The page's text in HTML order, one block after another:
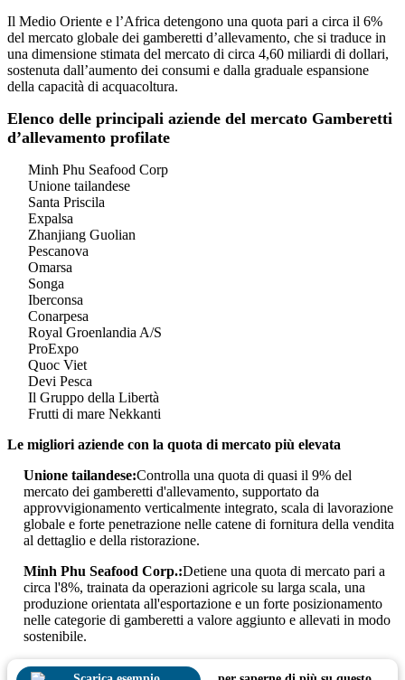
Il Medio Oriente e l’Africa detengono una quota pari a circa il 6%
del mercato globale dei gamberetti d’allevamento, che si traduce in
una dimensione stimata del mercato di circa 4,60 miliardi di dollari,
sostenuta dall’aumento dei consumi e dalla graduale espansione
della capacità di acquacoltura.
Elenco delle principali aziende del mercato Gamberetti
d’allevamento profilate
Minh Phu Seafood Corp
Unione tailandese
Santa Priscila
Expalsa
Zhanjiang Guolian
Pescanova
Omarsa
Songa
Iberconsa
Conarpesa
Royal Groenlandia A/S
ProExpo
Quoc Viet
Devi Pesca
Il Gruppo della Libertà
Frutti di mare Nekkanti
Le migliori aziende con la quota di mercato più elevata
Unione tailandese:Controlla una quota di quasi il 9% del
mercato dei gamberetti d'allevamento, supportato da
approvvigionamento verticalmente integrato, scala di lavorazione
globale e forte penetrazione nelle catene di fornitura della vendita
al dettaglio e della ristorazione.
Minh Phu Seafood Corp.:Detiene una quota di mercato pari a
circa l'8%, trainata da operazioni agricole su larga scala, una
produzione orientata all'esportazione e un forte posizionamento
nelle categorie di gamberetti a valore aggiunto e allevati in modo
sostenibile.